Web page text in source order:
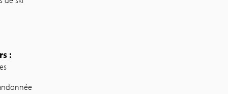
: